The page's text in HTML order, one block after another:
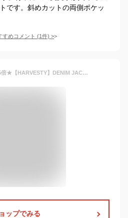
です。斜めカットの両側ポケッ
すめコメント (1件) >
★マラソン中ポイント5倍★【HARVESTY】DENIM JACKET ONE WASH デニムジャケット ワンウォッシュデニム ハーベスティ A32409-98
ップでみる